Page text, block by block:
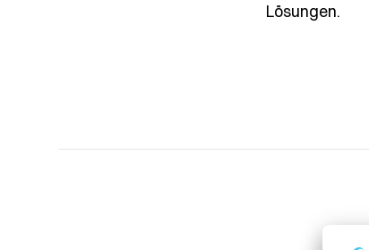
Lösungen.